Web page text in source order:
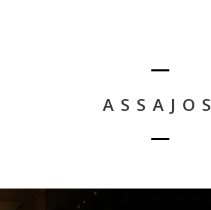
ASSAJOS